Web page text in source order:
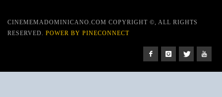
CINEMEMADOMINICANO.COM COPYRIGHT ©, ALL RIGHTS
RESERVED. POWER BY PINECONNECT